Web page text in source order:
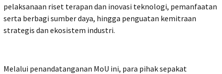
pelaksanaan riset terapan dan inovasi teknologi, pemanfaatan
serta berbagi sumber daya, hingga penguatan kemitraan
strategis dan ekosistem industri.
Melalui penandatanganan MoU ini, para pihak sepakat